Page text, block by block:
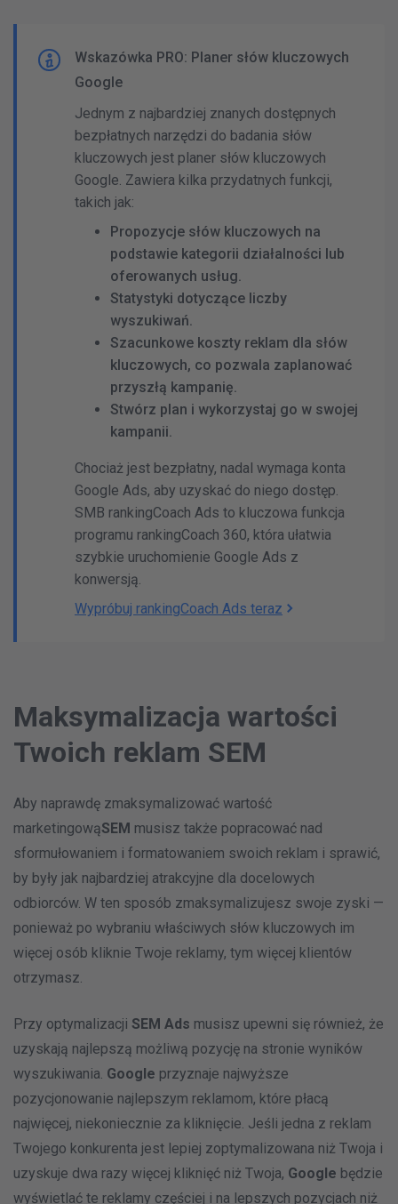
Wskazówka PRO: Planer słów kluczowych
Google
Jednym z najbardziej znanych dostępnych
bezpłatnych narzędzi do badania słów
kluczowych jest planer słów kluczowych
Google. Zawiera kilka przydatnych funkcji,
takich jak:
Propozycje słów kluczowych na
podstawie kategorii działalności lub
oferowanych usług.
Statystyki dotyczące liczby
wyszukiwań.
Szacunkowe koszty reklam dla słów
kluczowych, co pozwala zaplanować
przyszłą kampanię.
Stwórz plan i wykorzystaj go w swojej
kampanii.
Chociaż jest bezpłatny, nadal wymaga konta
Google Ads, aby uzyskać do niego dostęp.
SMB rankingCoach Ads to kluczowa funkcja
programu rankingCoach 360, która ułatwia
szybkie uruchomienie Google Ads z
konwersją.
Wypróbuj rankingCoach Ads teraz
Maksymalizacja wartości
Twoich reklam SEM
Aby naprawdę zmaksymalizować wartość
marketingowąSEM musisz także popracować nad
sformułowaniem i formatowaniem swoich reklam i sprawić,
by były jak najbardziej atrakcyjne dla docelowych
odbiorców. W ten sposób zmaksymalizujesz swoje zyski —
ponieważ po wybraniu właściwych słów kluczowych im
więcej osób kliknie Twoje reklamy, tym więcej klientów
otrzymasz.
Przy optymalizacji SEM Ads musisz upewni się również, że
uzyskają najlepszą możliwą pozycję na stronie wyników
wyszukiwania. Google przyznaje najwyższe
pozycjonowanie najlepszym reklamom, które płacą
najwięcej, niekoniecznie za kliknięcie. Jeśli jedna z reklam
Twojego konkurenta jest lepiej zoptymalizowana niż Twoja i
uzyskuje dwa razy więcej kliknięć niż Twoja, Google będzie
wyświetlać te reklamy częściej i na lepszych pozycjach niż